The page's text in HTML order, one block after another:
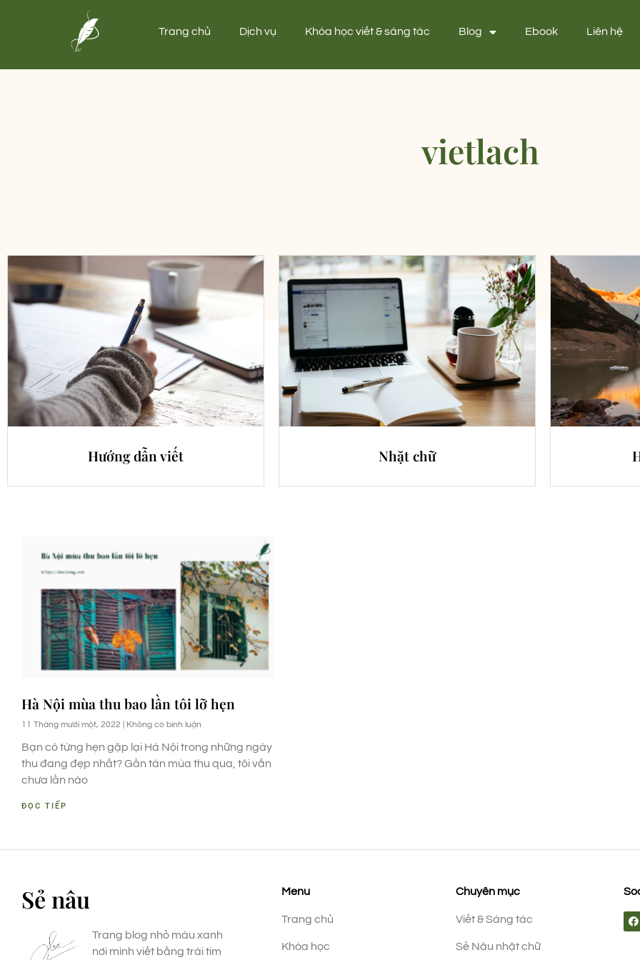
Trang chủ Dịch vụ Khóa học viết & sáng tác Blog Ebook Liên hệ
vietlach
Hướng dẫn viết Nhặt chữ
Hà Nội mùa thu bao lần tôi lỡ hẹn
11 Tháng mười một, 2022 Không có bình luận
Bạn có từng hẹn gặp lại Hà Nội trong những ngày
thu đang đẹp nhất? Gần tàn mùa thu qua, tôi vẫn
chưa lần nào
ĐỌC TIẾP
Sẻ nâu
Trang blog nhỏ màu xanh
nơi mình viết bằng trái tim
Menu
Trang chủ
Khóa học
Chuyên mục
Viết & Sáng tác
Sẻ Nâu nhặt chữ